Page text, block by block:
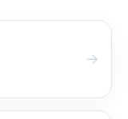
→